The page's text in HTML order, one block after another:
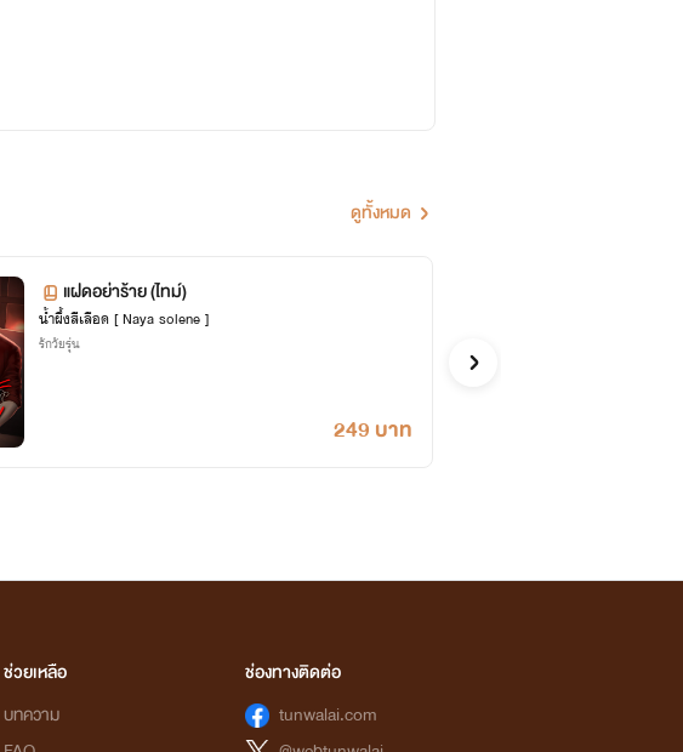
ดูทั้งหมด
แฝดอย่าร้าย (ไทม์)
น้ำผึ้งสีเลือด [ Naya solene ]
รักวัยรุ่น
249 บาท
ช่วยเหลือ
บทความ
ช่องทางติดต่อ
tunwalai.com